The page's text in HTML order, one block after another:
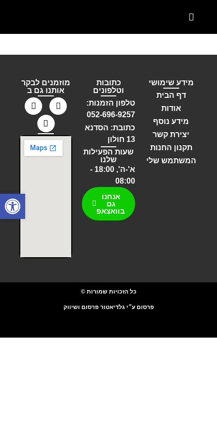
פתח
מידע שימושי
דף הבית
אודות
מידע נוסף
יצירת קשר
תקנון החנות
המשתמש שלי
כתובות
וטלפונים
טלפון הזמנות:
052-696-9257
כתובת: הסדנא
13 חולון
שעות הפעילות
שלנו
א'-ה', 18:00 -
08:00
אנחנו
גם
בוואצאפ
מוזמנים לבקר
אותנו גם ב
כל הזכויות שמורות ©
פרסום ע״י גלדיאטור פרסום ושיווק